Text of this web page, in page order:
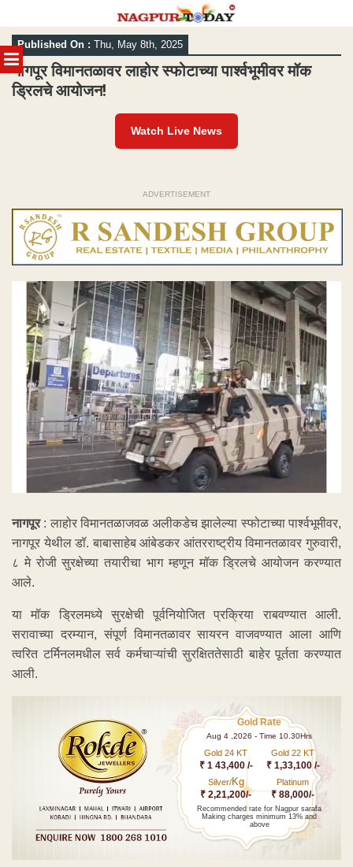
MENU
Skip
to
content
Published On : Thu, May 8th, 2025
नागपूर विमानतळावर लाहोर स्फोटाच्या पार्श्वभूमीवर मॉक
ड्रिलचे आयोजन!
Watch Live News
ADVERTISEMENT
नागपूर: लाहोर विमानतळाजवळ अलीकडेच झालेल्या स्फोटाच्या पार्श्वभूमीवर,
नागपूर येथील डॉ. बाबासाहेब आंबेडकर आंतरराष्ट्रीय विमानतळावर गुरुवारी,
८ मे रोजी सुरक्षेच्या तयारीचा भाग म्हणून मॉक ड्रिलचे आयोजन करण्यात
आले.
या मॉक ड्रिलमध्ये सुरक्षेची पूर्वनियोजित प्रक्रिया राबवण्यात आली.
सरावाच्या दरम्यान, संपूर्ण विमानतळावर सायरन वाजवण्यात आला आणि
त्वरित टर्मिनलमधील सर्व कर्मचाऱ्यांची सुरक्षिततेसाठी बाहेर पूर्तता करण्यात
आली.
Gold Rate
Aug 4 ,2026 - Time 10.30Hrs
Gold 24 KT
₹ 1 43,400 /-
Gold 22 KT
₹ 1,33,100 /-
Silver/Kg
₹ 2,21,200/-
Platinum
₹ 88,000/-
Recommended rate for Nagpur sarafa
Making charges minimum 13% and
above